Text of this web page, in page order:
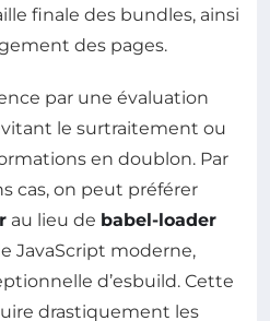
finale des bundles, ainsi
des pages.
par une évaluation
le surtraitement ou
en doublon. Par
cas, on peut préférer
au lieu de babel-loader
JavaScript moderne,
d’esbuild. Cette
drastiquement les